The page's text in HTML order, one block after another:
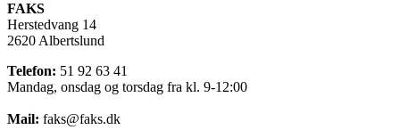
FAKS
Herstedvang 14
2620 Albertslund
Telefon: 51 92 63 41
Mandag, onsdag og torsdag fra kl. 9-12:00
Mail: faks@faks.dk